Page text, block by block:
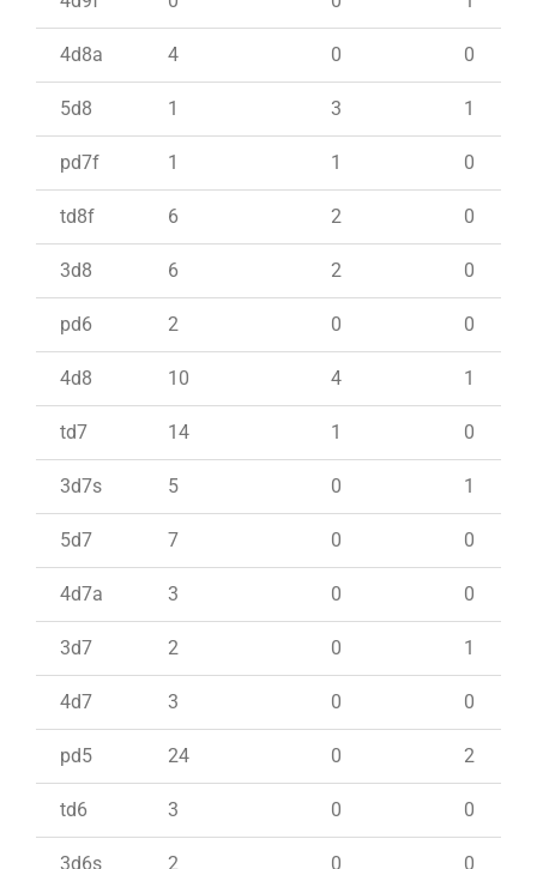
4d8a 4 0 0
5d8 1 3 1
pd7f 1 1 0
td8f 6 2 0
3d8 6 2 0
pd6 2 0 0
4d8 10 4 1
td7 14 1 0
3d7s 5 0 1
5d7 7 0 0
4d7a 3 0 0
3d7 2 0 1
4d7 3 0 0
pd5 24 0 2
td6 3 0 0
3d6s 2 0 0